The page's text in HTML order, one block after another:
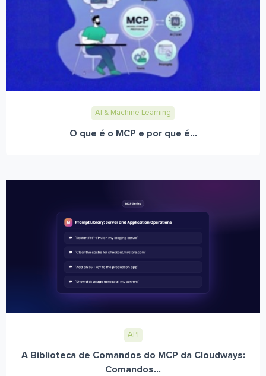
AI & Machine Learning
O que é o MCP e por que é...
API
A Biblioteca de Comandos do MCP da Cloudways:
Comandos...